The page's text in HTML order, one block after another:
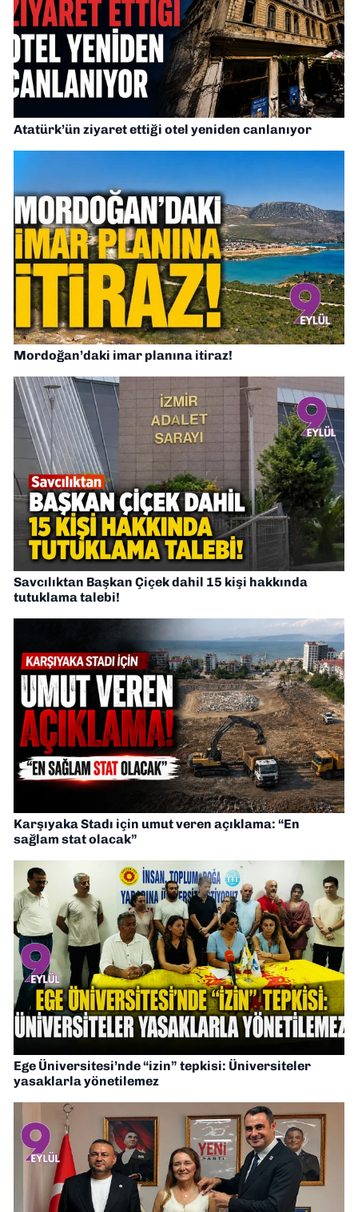
Atatürk’ün ziyaret ettiği otel yeniden canlanıyor
Mordoğan’daki imar planına itiraz!
Savcılıktan Başkan Çiçek dahil 15 kişi hakkında
tutuklama talebi!
Karşıyaka Stadı için umut veren açıklama: “En
sağlam stat olacak”
Ege Üniversitesi’nde “izin” tepkisi: Üniversiteler
yasaklarla yönetilemez